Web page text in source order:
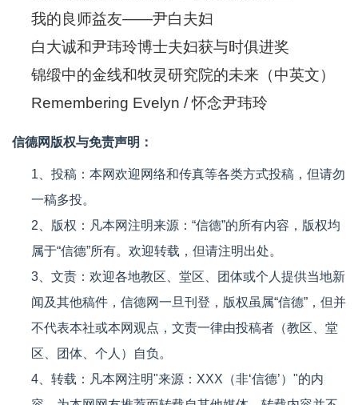
我的良师益友——尹白夫妇
白大诚和尹玮玲博士夫妇获与时俱进奖
锦缎中的金线和牧灵研究院的未来（中英文）
Remembering Evelyn / 怀念尹玮玲
信德网版权与免责声明：
1、投稿：本网欢迎网络和传真等各类方式投稿，但请勿
一稿多投。
2、版权：凡本网注明来源：“信德”的所有内容，版权均
属于“信德”所有。欢迎转载，但请注明出处。
3、文责：欢迎各地教区、堂区、团体或个人提供当地新
闻及其他稿件，信德网一旦刊登，版权虽属“信德”，但并
不代表本社或本网观点，文责一律由投稿者（教区、堂
区、团体、个人）自负。
4、转载：凡本网注明"来源：XXX（非‘信德’）"的内